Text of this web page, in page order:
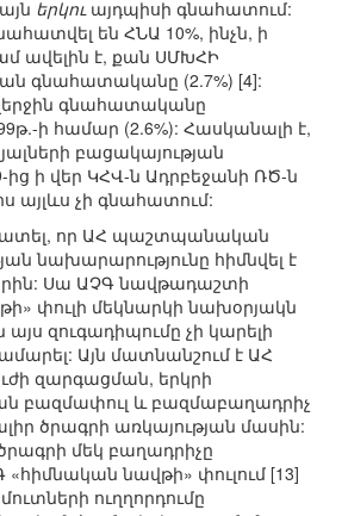
երկու այդպիսի գնահատում:
են ՀՆԱ 10%, ինչն, ի
ավելին է, քան ՍՄԽՀԻ
գնահատականը (2.7%) [4]:
վերջին գնահատականը
ի համար (2.6%): Հասկանալի է,
բացակայության
ի վեր ԿՀՎ-ն Ադրբեջանի ՌԾ-ն
այլևս չի գնահատում:
որ ԱՀ պաշտպանական
նախարարությունը հիմնվել է
Սա ԱՉԳ նավթադաշտի
փուլի մեկնարկի նախօրյակն
զուգադիպումը չի կարելի
Այն մատնանշում է ԱՀ
զարգացման, երկրի
բազմափուլ և բազմաբաղադրիչ
ծրագրի առկայության մասին:
մեկ բաղադրիչը
«հիմնական նավթի» փուլում [13]
ուղղորդումը